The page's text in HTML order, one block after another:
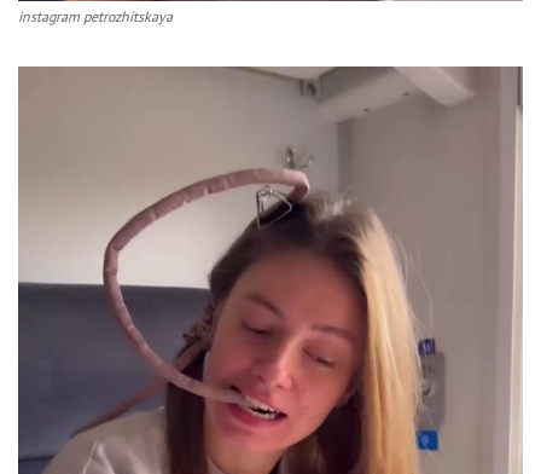
instagram petrozhitskaya